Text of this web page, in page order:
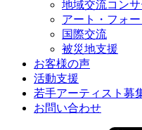
地域交流コンサ
アート・フォ
国際交流
被災地支援
お客様の声
活動支援
若手アーティスト募
お問い合わせ